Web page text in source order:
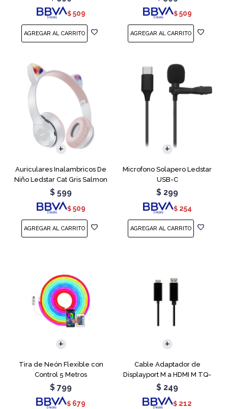
$ 509 $ 509
Auriculares Inalambricos De
Niño Ledstar Cat Gris Salmon
$ 599
$ 509
Microfono Solapero Ledstar
USB-C
$ 299
$ 254
Tira de Neón Flexible con
Control 5 Metros
$ 799
$ 679
Cable Adaptador de
Displayport M a HDMI M TQ-
6307
$ 249
$ 212